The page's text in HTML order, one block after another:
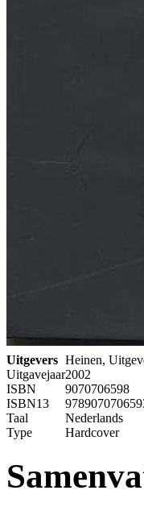
Uitgevers Heinen,
Uitgavejaar2002
ISBN
9070706598
ISBN13
Taal
Nederlands
Type
Hardcover